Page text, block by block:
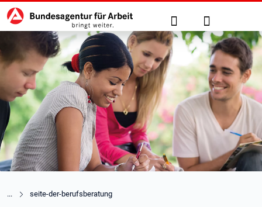
zu den Hauptinhalten springen
Hauptnavigation Suche Anmelden
seite-der-berufsberatung